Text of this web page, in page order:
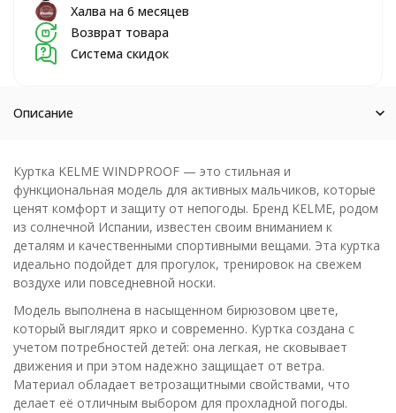
Халва на 6 месяцев
Возврат товара
Система скидок
Описание
Куртка KELME WINDPROOF — это стильная и
функциональная модель для активных мальчиков, которые
ценят комфорт и защиту от непогоды. Бренд KELME, родом
из солнечной Испании, известен своим вниманием к
деталям и качественными спортивными вещами. Эта куртка
идеально подойдет для прогулок, тренировок на свежем
воздухе или повседневной носки.
Модель выполнена в насыщенном бирюзовом цвете,
который выглядит ярко и современно. Куртка создана с
учетом потребностей детей: она легкая, не сковывает
движения и при этом надежно защищает от ветра.
Материал обладает ветрозащитными свойствами, что
делает её отличным выбором для прохладной погоды.